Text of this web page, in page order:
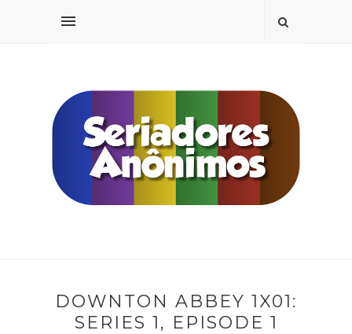
DOWNTON ABBEY 1X01:
SERIES 1, EPISODE 1